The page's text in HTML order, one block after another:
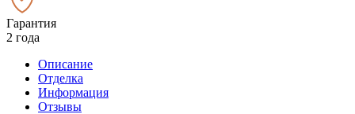
Гарантия
2 года
Описание
Отделка
Информация
Отзывы